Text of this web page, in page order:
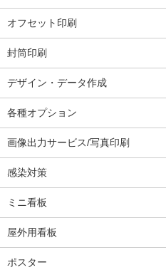
オフセット印刷
封筒印刷
デザイン・データ作成
各種オプション
画像出力サービス/写真印刷
感染対策
ミニ看板
屋外用看板
ポスター